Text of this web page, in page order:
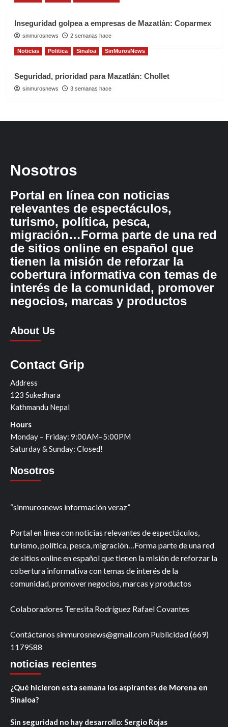
Inseguridad golpea a empresas de Mazatlán: Coparmex
sinmurosnews 2 semanas hace
Noticias Politica Sinaloa SinMurosNews
Seguridad, prioridad para Mazatlán: Chollet
sinmurosnews 3 semanas hace
Nosotros
Portal en línea con noticias
relevantes de espectáculos,
turismo, política, pesca,
migración…Forma parte de una red
de sitios online en español que
tienen la misión de reforzar la
cobertura informativa con temas de
interés de la comunidad, promover
negocios, marcas y productos
About Us
Contact Grip
Address
123 Sukedhara
Kathmandu Nepal
Hours
Monday – Friday: 9:00AM–5:00PM
Saturday & Sunday: Closed!
Nosotros
“sinmurosnews información veraz”
Portal en línea con noticias relevantes de espectáculos,
turismo, política, pesca, migración…Forma parte de una red
de sitios online en español que tienen la misión de reforzar la
cobertura informativa con temas de interés de la
comunidad, promover negocios, marcas y productos
Colaboradores Teresita Rodríguez Rafael Covantes
Contáctanos sinmurosnews@gmail.com Publicidad (669)
1179588
noticias recientes
¿Qué hicieron esta semana los aspirantes de Morena en
Sinaloa?
Sin seguridad no hay desarrollo: Sergio Rojas